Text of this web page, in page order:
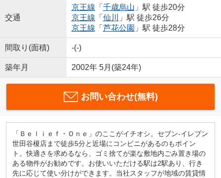
交通
京王線 「 千歳烏山 」駅 徒歩20分
京王線 「 仙川
」駅 徒歩26分
京王線 「 芦花公園 」駅 徒歩28分
間取り(面積) -(-)
築年月 2002年 5月(築24年)
お問い合わせ(無料)
「Ｂｅｌｉｅｆ・Ｏｎｅ」のここがイチオシ。セブン-イレブン
世田谷榎店まで徒歩5分と近場にコンビニがあるのもポイン
ト。快適さを求めるなら、ゴミ捨てが楽な敷地内ごみ置き場の
ある物件がお勧めです。お使いいただける駅は2駅あり、行き
先に応じて使い分けができます。当社スタッフが地域の賃貸情